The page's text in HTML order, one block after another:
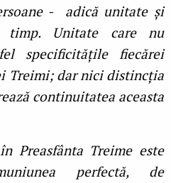
- adică unitate și
timp. Unitate care nu
specificitățile fiecărei
Treimi; dar nici distincția
continuitatea aceasta
Preasfânta Treime este
perfectă, de